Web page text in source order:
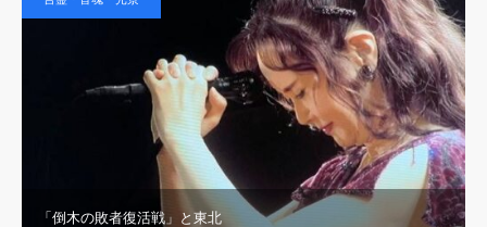
「倒木の敗者復活戦」と東北